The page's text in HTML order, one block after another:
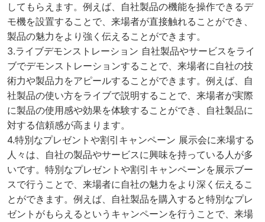
してもらえます。例えば、自社製品の機能を操作できるデ
モ機を設置することで、来場者が直接触れることができ、
製品の魅力をより強く伝えることができます。
3.ライブデモンストレーション 自社製品やサービスをライ
ブでデモンストレーションすることで、来場者に自社の技
術力や製品力をアピールすることができます。例えば、自
社製品の使い方をライブで説明することで、来場者が実際
に製品の使用感や効果を体験することができ、自社製品に
対する信頼感が高まります。
4.特別なプレゼントや割引キャンペーン 展示会に来場する
人々は、自社の製品やサービスに興味を持っている人が多
いです。特別なプレゼントや割引キャンペーンを展示ブー
スで行うことで、来場者に自社の魅力をより深く伝えるこ
とができます。例えば、自社製品を購入すると特別なプレ
ゼントがもらえるというキャンペーンを行うことで、来場